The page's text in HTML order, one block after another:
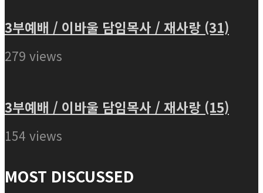
3부예배 / 이바울 담임목사 / 재사랑 (31)
279 views
3부예배 / 이바울 담임목사 / 재사랑 (15)
154 views
MOST DISCUSSED